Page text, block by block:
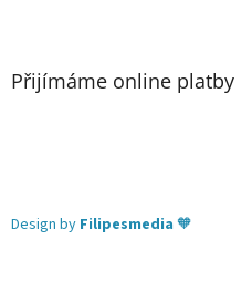
Přijímáme online platby
Design by Filipesmedia 🧡